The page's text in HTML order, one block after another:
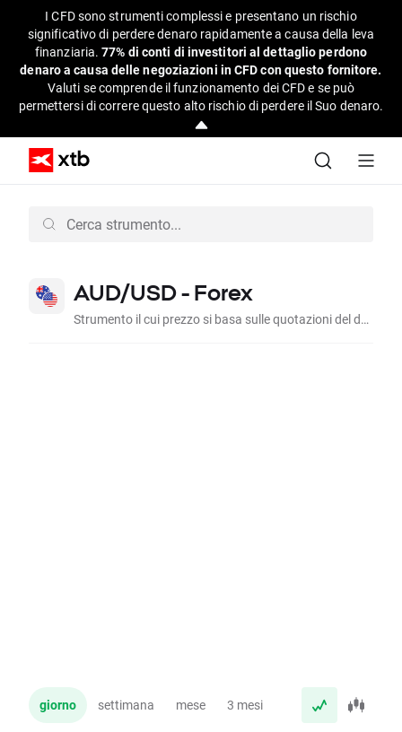
I CFD sono strumenti complessi e presentano un rischio
significativo di perdere denaro rapidamente a causa della leva
finanziaria.77% di conti di investitori al dettaglio perdono
denaro a causa delle negoziazioni in CFD con questo fornitore.
Valuti se comprende il funzionamento dei CFD e se può
permettersi di correre questo alto rischio di perdere il Suo denaro.
AUD/USD - Forex
Strumento il cui prezzo si basa sulle quotazioni del dollaro australiano sul dollaro americano sul mercato interbancario.
giorno settimana mese 3 mesi anno